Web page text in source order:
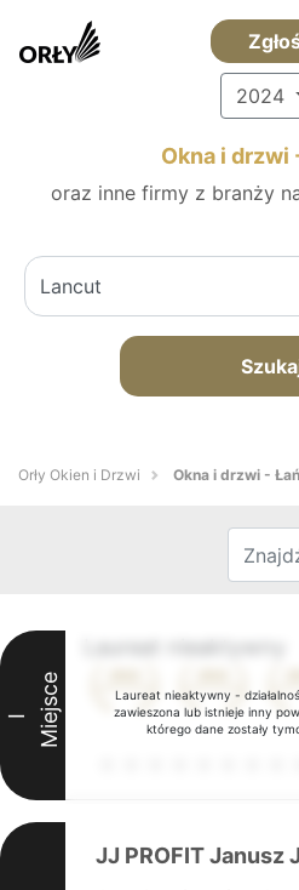
2024
Okna i drzwi
oraz inne firmy z branży
Orły Okien i Drzwi Okna i drzwi -
Laureat nieaktywny -
zawieszona lub istnieje inny
którego dane zostały
I Miejsce
JJ PROFIT Janusz